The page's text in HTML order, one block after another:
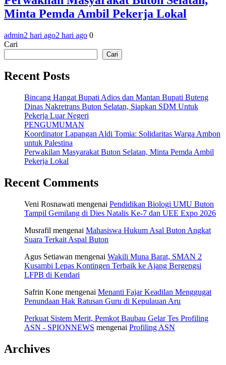
Minta Pemda Ambil Pekerja Lokal
admin2 hari ago2 hari ago 0
Cari
Cari
Recent Posts
Bincang Hangat Bupati Adios dan Mantan Bupati Buteng
Dinas Nakretrans Buton Selatan, Siapkan SDM Untuk
Pekerja Luar Negeri
PENGUMUMAN
Koordinator Lapangan Aldi Tomia: Solidaritas Warga Ambon
untuk Palestina
Perwakilan Masyarakat Buton Selatan, Minta Pemda Ambil
Pekerja Lokal
Recent Comments
Veni Rosnawati mengenai Pendidikan Biologi UMU Buton
Tampil Gemilang di Dies Natalis Ke-7 dan UEE Expo 2026
Musrafil mengenai Mahasiswa Hukum Asal Buton Angkat
Suara Terkait Aspal Buton
Agus Setiawan mengenai Wakili Muna Barat, SMAN 2
Kusambi Lepas Kontingen Terbaik ke Ajang Bergengsi
LFPB di Kendari
Safrin Kone mengenai Menanti Fajar Keadilan Menggugat
Penundaan Hak Ratusan Guru di Kepulauan Aru
Perkuat Sistem Merit, Pemkot Baubau Gelar Tes Profiling
ASN - SPIONNEWS mengenai Profiling ASN
Archives